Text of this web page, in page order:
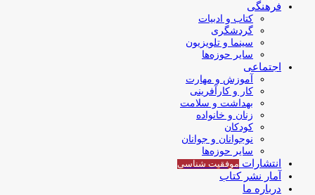
فرهنگی
کتاب و ادبیات
گردشگری
سینما و تلویزیون
سایر حوزه‌ها
اجتماعی
آموزش و مهارت
کار و کارآفرینی
بهداشت و سلامت
زنان و خانواده
کودکان
نوجوانان و جوانان
سایر حوزه‌ها
انتشارات موفقیت‌ شناسی
آمار نشر کتاب
درباره ما